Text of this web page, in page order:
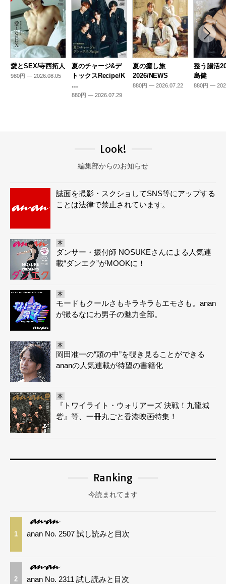
愛とSEX/寺西拓人
980円 — 2026.08.05
夏のチャージ&デ
トックスRecipe/K
…
880円 — 2026.07.29
夏の癒し旅
2026/NEWS
880円 — 2026.07.22
整う腸活
島健
880円 —
Look!
編集部からのお知らせ
誌面を撮影・スクショしてSNS等にアップする
ことは法律で禁止されています。
本
ダンサー・振付師 NOSUKEさんによる人気連
載“ダンエク”がMOOKに！
本
モードもクールさもキラキラもエモさも。anan
が撮るなにわ男子の魅力全部。
本
岡田准一の“頭の中”を覗き見ることができる
ananの人気連載が待望の書籍化
本
『トワイライト・ウォリアーズ 決戦！九龍城
砦』等、一冊丸ごと香港映画特集！
Ranking
今読まれてます
1 anan No. 2507 試し読みと目次
2 anan No. 2311 試し読みと目次